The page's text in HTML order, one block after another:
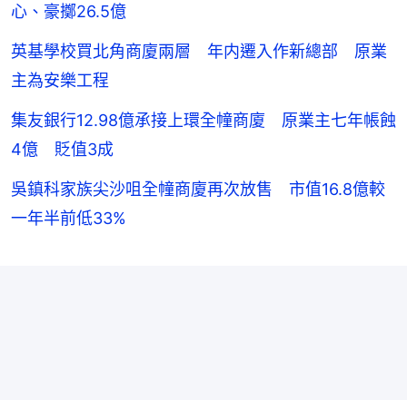
心、豪擲26.5億
英基學校買北角商廈兩層 年内遷入作新總部 原業
主為安樂工程
集友銀行12.98億承接上環全幢商廈 原業主七年帳蝕
4億 貶值3成
吳鎮科家族尖沙咀全幢商廈再次放售 市值16.8億較
一年半前低33%